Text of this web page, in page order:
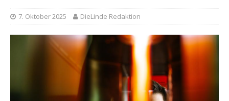
7. Oktober 2025 DieLinde Redaktion